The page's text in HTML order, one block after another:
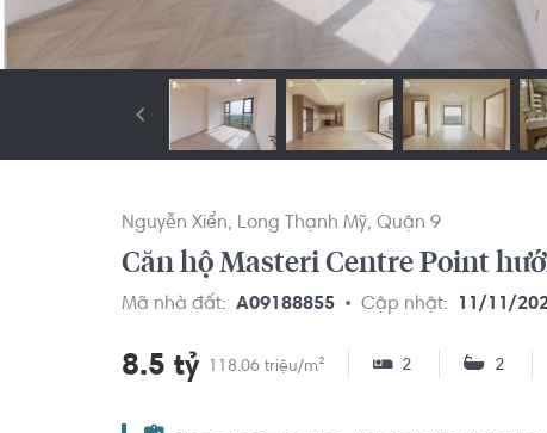
Nguyễn Xiển Long Thạnh Mỹ Quận 9
Căn hộ Masteri Centre Point
Mã nhà đất: A09188855 Cập nhật: 11/11/
8.5 tỷ 118.06 triệu/m² 2 2